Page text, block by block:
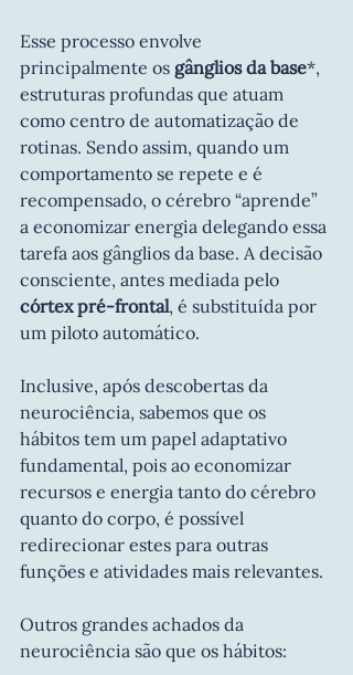
Esse processo envolve
principalmente os gânglios da base*,
estruturas profundas que atuam
como centro de automatização de
rotinas. Sendo assim, quando um
comportamento se repete e é
recompensado, o cérebro “aprende”
a economizar energia delegando essa
tarefa aos gânglios da base. A decisão
consciente, antes mediada pelo
córtex pré-frontal, é substituída por
um piloto automático.
Inclusive, após descobertas da
neurociência, sabemos que os
hábitos tem um papel adaptativo
fundamental, pois ao economizar
recursos e energia tanto do cérebro
quanto do corpo, é possível
redirecionar estes para outras
funções e atividades mais relevantes.
Outros grandes achados da
neurociência são que os hábitos: